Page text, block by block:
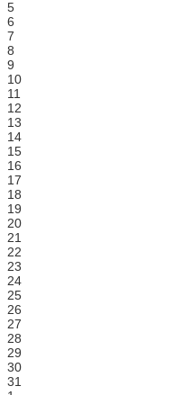
5
6
7
8
9
10
11
12
13
14
15
16
17
18
19
20
21
22
23
24
25
26
27
28
29
30
31